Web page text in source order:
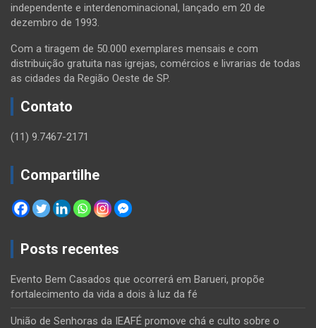
independente e interdenominacional, lançado em 20 de
dezembro de 1993.
Com a tiragem de 50.000 exemplares mensais e com
distribuição gratuita nas igrejas, comércios e livrarias de todas
as cidades da Região Oeste de SP.
Contato
(11) 9.7467-2171
Compartilhe
Posts recentes
Evento Bem Casados que ocorrerá em Barueri, propõe
fortalecimento da vida a dois à luz da fé
União de Senhoras da IEAFÉ promove chá e culto sobre o